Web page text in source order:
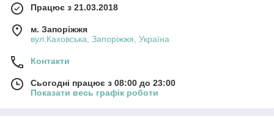
Працює з 21.03.2018
м. Запоріжжя
вул.Каховська, Запоріжжя, Україна
Контакти
Сьогодні працює з 08:00 до 23:00
Показати весь графік роботи